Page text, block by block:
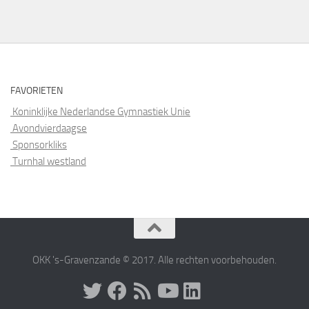
FAVORIETEN
Koninklijke Nederlandse Gymnastiek Unie
Avondvierdaagse
Sponsorkliks
Turnhal westland
OKK 's-Gravenzande © 2017. Alle rechten voorbehouden.